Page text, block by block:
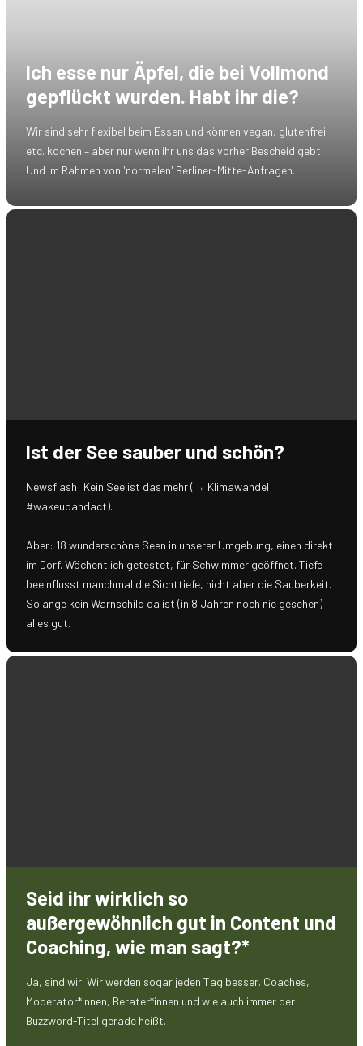
Ich esse nur Äpfel, die bei Vollmond
gepflückt wurden. Habt ihr die?
Wir sind sehr flexibel beim Essen und können vegan, glutenfrei
etc. kochen – aber nur wenn ihr uns das vorher Bescheid gebt.
Und im Rahmen von 'normalen' Berliner-Mitte-Anfragen.
Ist der See sauber und schön?
Newsflash: Kein See ist das mehr (→ Klimawandel
#wakeupandact).
Aber: 18 wunderschöne Seen in unserer Umgebung, einen direkt
im Dorf. Wöchentlich getestet, für Schwimmer geöffnet. Tiefe
beeinflusst manchmal die Sichttiefe, nicht aber die Sauberkeit.
Solange kein Warnschild da ist (in 8 Jahren noch nie gesehen) –
alles gut.
Seid ihr wirklich so
außergewöhnlich gut in Content und
Coaching, wie man sagt?*
Ja, sind wir. Wir werden sogar jeden Tag besser. Coaches,
Moderator*innen, Berater*innen und wie auch immer der
Buzzword-Titel gerade heißt.